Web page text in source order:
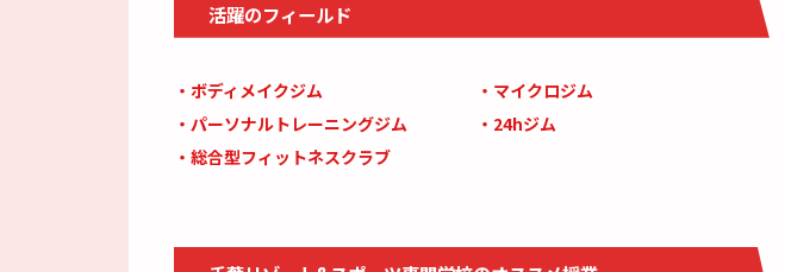
活躍のフィールド
・ボディメイクジム
・パーソナルトレーニングジム
・総合型フィットネスクラブ
・マイクロジム
・24hジム